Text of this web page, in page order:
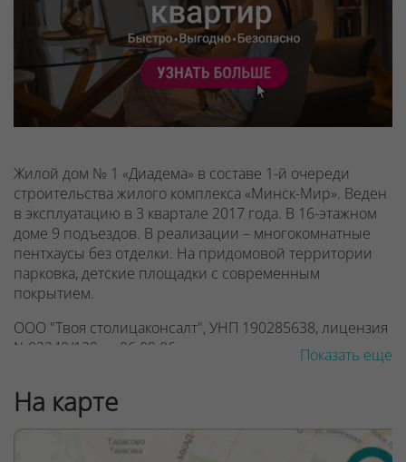
Жилой дом № 1 «Диадема» в составе 1-й очереди
строительства жилого комплекса «Минск-Мир». Веден
в эксплуатацию в 3 квартале 2017 года. В 16-этажном
доме 9 подъездов. В реализации – многокомнатные
пентхаусы без отделки. На придомовой территории
парковка, детские площадки с современным
покрытием.
ООО "Твоя столицаконсалт", УНП 190285638, лицензия
№02240/129 от 06.09.06г.
04.09.2025
Показать еще
На карте